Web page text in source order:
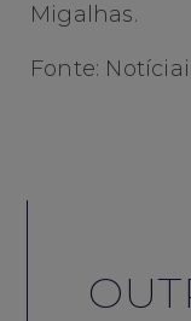
Migalhas.
Fonte: